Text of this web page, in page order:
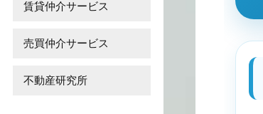
賃貸仲介サービス
売買仲介サービス
不動産研究所